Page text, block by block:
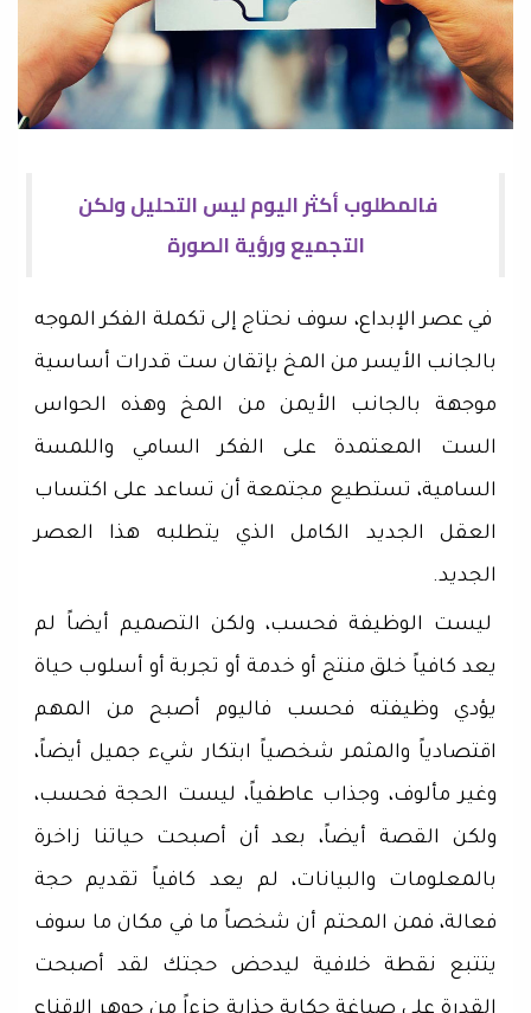
فالمطلوب أكثر اليوم ليس التحليل ولكن
التجميع ورؤية الصورة
في عصر الإبداع، سوف نحتاج إلى تكملة الفكر الموجه
بالجانب الأيسر من المخ بإتقان ست قدرات أساسية
موجهة بالجانب الأيمن من المخ وهذه الحواس
الست المعتمدة على الفكر السامي واللمسة
السامية، تستطيع مجتمعة أن تساعد على اكتساب
العقل الجديد الكامل الذي يتطلبه هذا العصر
الجديد.
ليست الوظيفة فحسب، ولكن التصميم أيضاً لم
يعد كافياً خلق منتج أو خدمة أو تجربة أو أسلوب حياة
يؤدي وظيفته فحسب فاليوم أصبح من المهم
اقتصادياً والمثمر شخصياً ابتكار شيء جميل أيضاً،
وغير مألوف، وجذاب عاطفياً، ليست الحجة فحسب،
ولكن القصة أيضاً، بعد أن أصبحت حياتنا زاخرة
بالمعلومات والبيانات، لم يعد كافياً تقديم حجة
فعالة، فمن المحتم أن شخصاً ما في مكان ما سوف
يتتبع نقطة خلافية ليدحض حجتك لقد أصبحت